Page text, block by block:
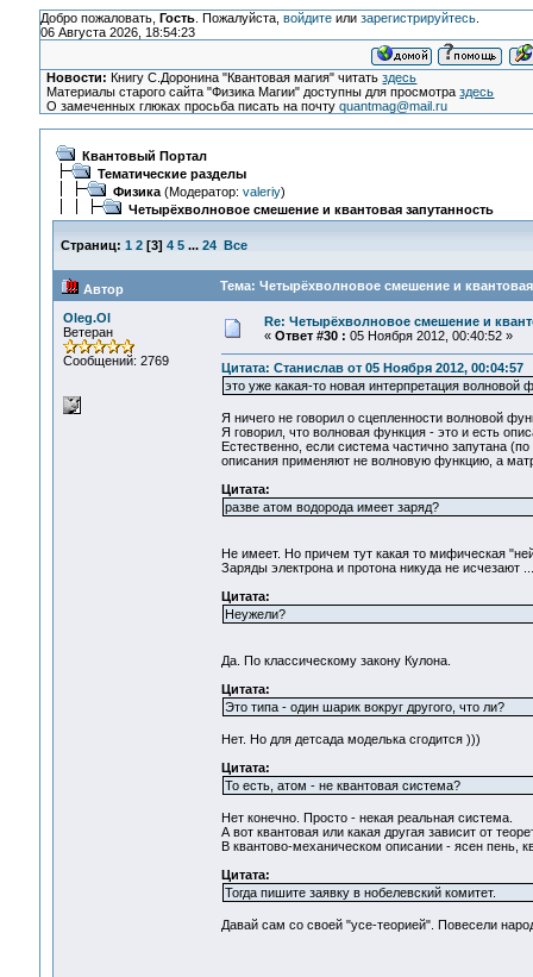
Добро пожаловать, Гость. Пожалуйста, войдитеили зарегистрируйтесь.
06 Августа 2026, 18:54:23
Новости: Книгу С.Доронина "Квантовая магия" читатьздесь
Материалы старого сайта "Физика Магии" доступны для просмотраздесь
О замеченных глюках просьба писать на почтуquantmag@mail.ru
Квантовый Портал
Тематические разделы
Физика(Модератор: valeriy)
Четырёхволновое смешение и квантовая запутанность
Страниц: 1 2[3] 4 5 ... 24 Все
Автор Тема: Четырёхволновое смешение и
Oleg.Ol
Ветеран
Сообщений: 2769
Re: Четырёхволновое смешение и
« Ответ #30 : 05 Ноября 2012, 00:40:52 »
Цитата: Станислав от 05 Ноября 2012, 00:04:57
это уже какая-то новая интерпретация
Я ничего не говорил о сцепленности волновой
Я говорил, что волновая функция - это и есть
Естественно, если система частично запутана
описания применяют не волновую функцию, а
Цитата:
разве атом водорода имеет заряд?
Не имеет. Но причем тут какая то мифическая
Заряды электрона и протона никуда не исчезают ...
Цитата:
Неужели?
Да. По классическому закону Кулона.
Цитата:
Это типа - один шарик вокруг другого, что ли?
Нет. Но для детсада моделька сгодится )))
Цитата:
То есть, атом - не квантовая система?
Нет конечно. Просто - некая реальная система.
А вот квантовая или какая другая зависит от
В квантово-механическом описании - ясен пень,
Цитата:
Тогда пишите заявку в нобелевский комитет.
Давай сам со своей "усе-теорией". Повесели